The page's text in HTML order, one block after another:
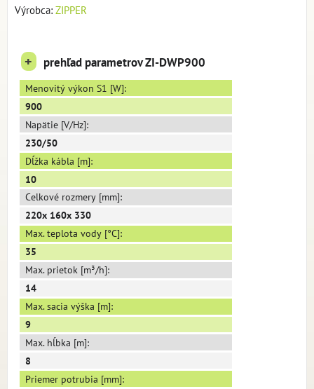
Výrobca: ZIPPER
+ prehľad parametrov ZI-DWP900
Menovitý výkon S1 [W]:
900
Napätie [V/Hz]:
230/50
Dĺžka kábla [m]:
10
Celkové rozmery [mm]:
220x 160x 330
Max. teplota vody [°C]:
35
Max. prietok [m³/h]:
14
Max. sacia výška [m]:
9
Max. hĺbka [m]:
8
Priemer potrubia [mm]: